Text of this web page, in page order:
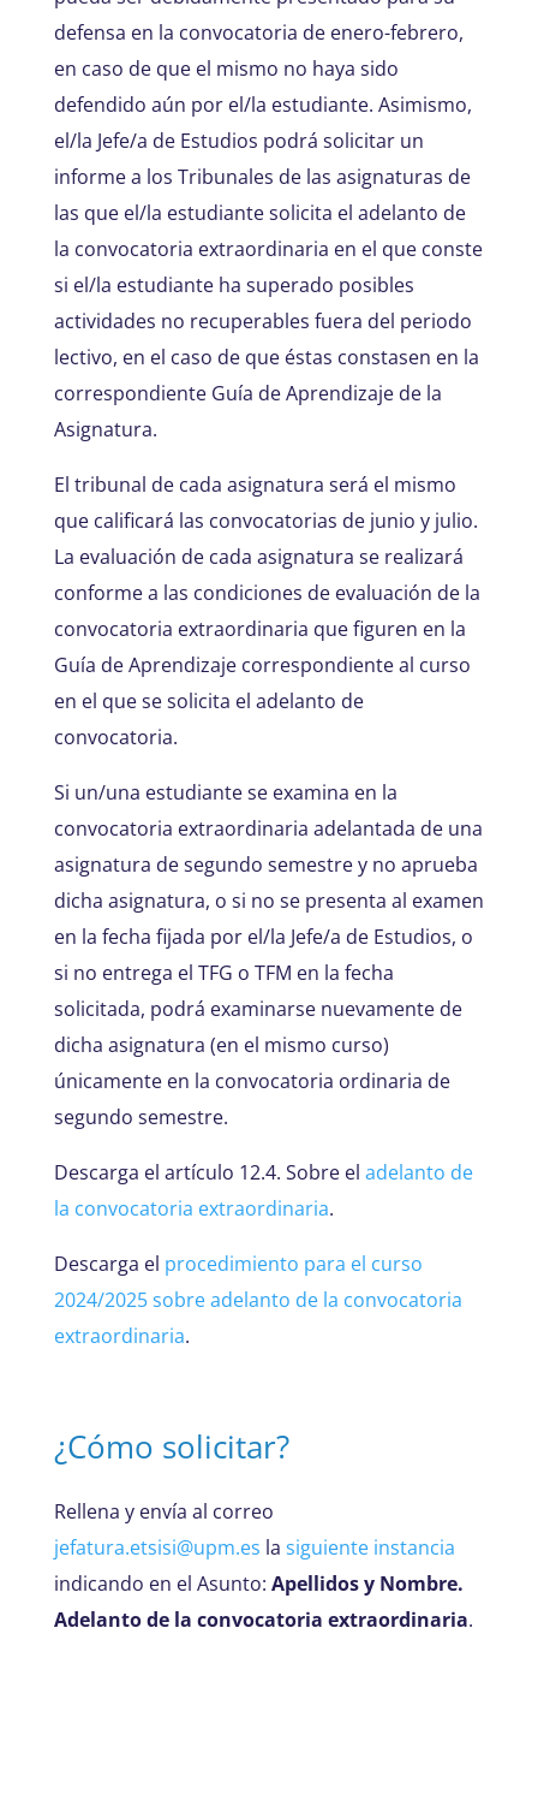
defensa en la convocatoria de enero-febrero,
en caso de que el mismo no haya sido
defendido aún por el/la estudiante. Asimismo,
el/la Jefe/a de Estudios podrá solicitar un
informe a los Tribunales de las asignaturas de
las que el/la estudiante solicita el adelanto de
la convocatoria extraordinaria en el que conste
si el/la estudiante ha superado posibles
actividades no recuperables fuera del periodo
lectivo, en el caso de que éstas constasen en la
correspondiente Guía de Aprendizaje de la
Asignatura.
El tribunal de cada asignatura será el mismo
que calificará las convocatorias de junio y julio.
La evaluación de cada asignatura se realizará
conforme a las condiciones de evaluación de la
convocatoria extraordinaria que figuren en la
Guía de Aprendizaje correspondiente al curso
en el que se solicita el adelanto de
convocatoria.
Si un/una estudiante se examina en la
convocatoria extraordinaria adelantada de una
asignatura de segundo semestre y no aprueba
dicha asignatura, o si no se presenta al examen
en la fecha fijada por el/la Jefe/a de Estudios, o
si no entrega el TFG o TFM en la fecha
solicitada, podrá examinarse nuevamente de
dicha asignatura (en el mismo curso)
únicamente en la convocatoria ordinaria de
segundo semestre.
Descarga el artículo 12.4. Sobre el adelanto de
la convocatoria extraordinaria.
Descarga el procedimiento para el curso
2024/2025 sobre adelanto de la convocatoria
extraordinaria.
¿Cómo solicitar?
Rellena y envía al correo
jefatura.etsisi@upm.es la siguiente instancia
indicando en el Asunto: Apellidos y Nombre.
Adelanto de la convocatoria extraordinaria.